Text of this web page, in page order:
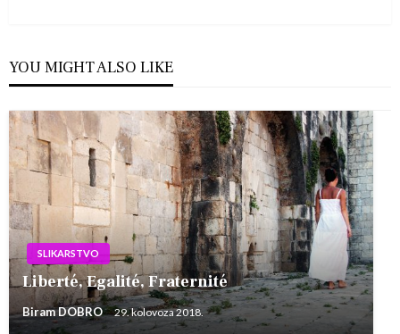
YOU MIGHT ALSO LIKE
SLIKARSTVO
Liberté, Egalité, Fraternité
Biram DOBRO 29. kolovoza 2018.